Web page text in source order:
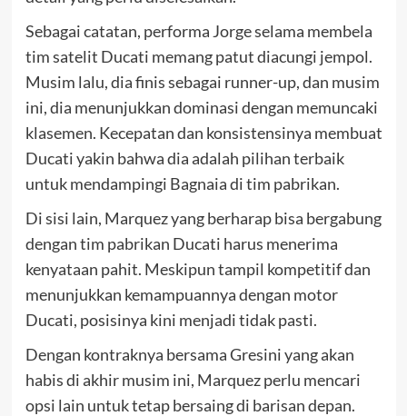
Sebagai catatan, performa Jorge selama membela
tim satelit Ducati memang patut diacungi jempol.
Musim lalu, dia finis sebagai runner-up, dan musim
ini, dia menunjukkan dominasi dengan memuncaki
klasemen. Kecepatan dan konsistensinya membuat
Ducati yakin bahwa dia adalah pilihan terbaik
untuk mendampingi Bagnaia di tim pabrikan.
Di sisi lain, Marquez yang berharap bisa bergabung
dengan tim pabrikan Ducati harus menerima
kenyataan pahit. Meskipun tampil kompetitif dan
menunjukkan kemampuannya dengan motor
Ducati, posisinya kini menjadi tidak pasti.
Dengan kontraknya bersama Gresini yang akan
habis di akhir musim ini, Marquez perlu mencari
opsi lain untuk tetap bersaing di barisan depan.